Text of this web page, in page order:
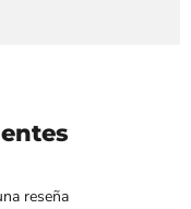
reseña